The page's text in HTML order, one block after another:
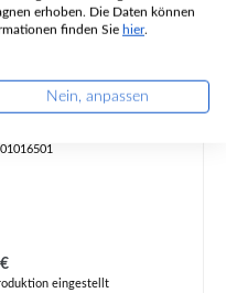
01016501
Preis:
eingestellt
erhoben. Die Daten können
finden Sie hier.
Nein, anpassen